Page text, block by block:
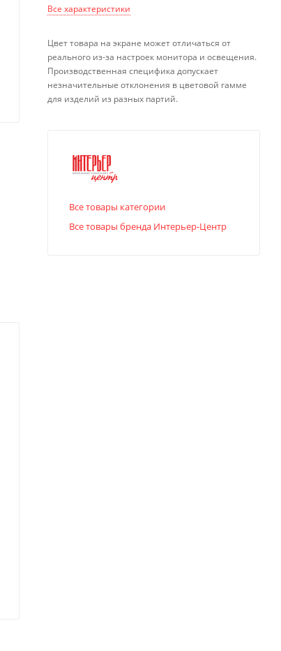
Все характеристики
Цвет товара на экране может отличаться от
реального из-за настроек монитора и освещения.
Производственная специфика допускает
незначительные отклонения в цветовой гамме
для изделий из разных партий.
Все товары категории
Все товары бренда Интерьер-Центр